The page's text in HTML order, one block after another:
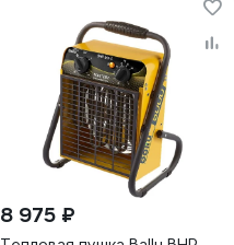
8 975 ₽